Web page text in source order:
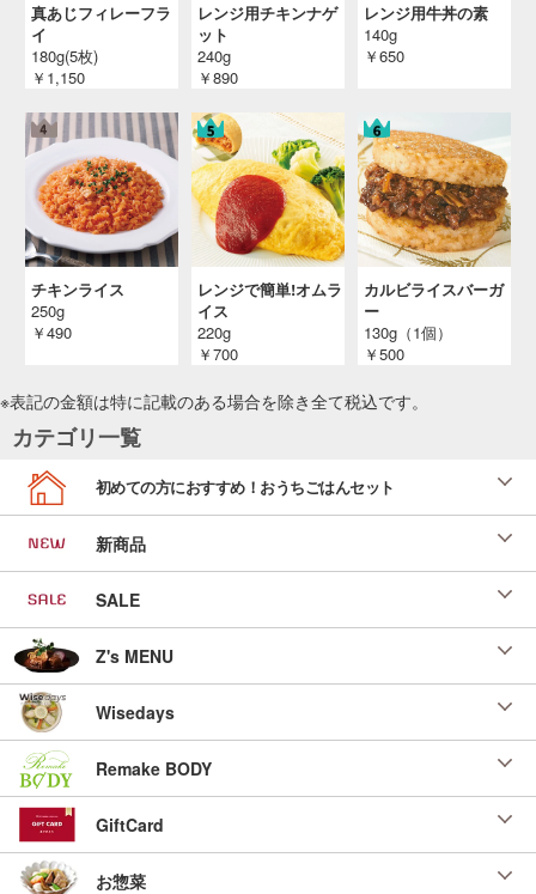
真あじフィレーフラ
イ
180g(5枚)
￥1,150
レンジ用チキンナゲ
ット
240g
￥890
レンジ用牛丼の素
140g
￥650
チキンライス
250g
￥490
レンジで簡単!オムラ
イス
220g
￥700
カルビライスバーガ
ー
130g（1個）
￥500
※表記の金額は特に記載のある場合を除き全て税込です。
カテゴリ一覧
初めての方におすすめ！おうちごはんセット
新商品
SALE
Z's MENU
Wisedays
Remake BODY
GiftCard
お惣菜